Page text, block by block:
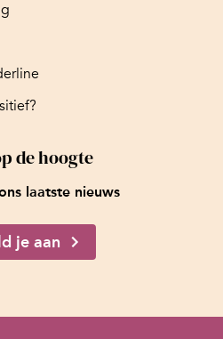
de hoogte
laatste nieuws
je aan